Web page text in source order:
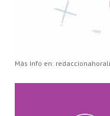
Más Info en: